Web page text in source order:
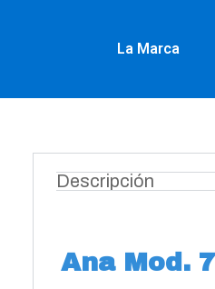
La Marca
Descripción
Ana Mod.